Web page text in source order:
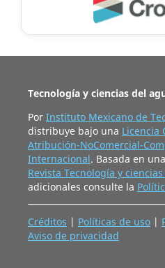
Tecnología y ciencias del
Por Instituto Mexicano de
distribuye bajo una Licencia
Atribución-NoComercial-
Internacional. Basada en
Revista Tecnología y
adicionales consulte la
Créditos | Políticas de uso|
Aviso de privacidad